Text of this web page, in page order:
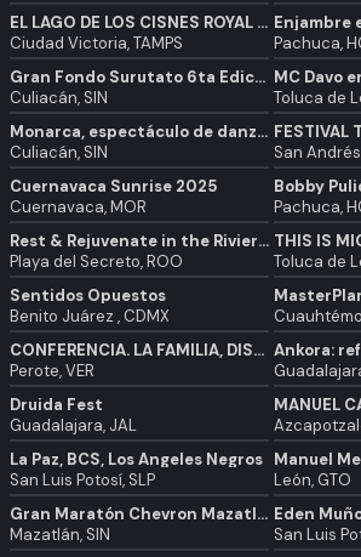
EL LAGO DE LOS CISNES ROYAL UKRAINIAN BALLET CD VICTORIA
Ciudad Victoria, TAMPS
Enjambre
Pachuca,
Gran Fondo Surutato 6ta Edición
Culiacán, SIN
MC Davo
Toluca de
Monarca, espectáculo de danza, música, circo y más
Culiacán, SIN
FESTIVAL
San
Cuernavaca Sunrise 2025
Cuernavaca, MOR
Bobby
Pachuca,
Rest & Rejuvenate in the Riviera Maya
Playa del Secreto, ROO
THIS IS
Toluca de
Sentidos Opuestos
Benito Juárez , CDMX
CONFERENCIA. LA FAMILIA, DISEÑO DIVINO
Perote, VER
Druida Fest
Guadalajara, JAL
La Paz, BCS, Los Ángeles Negros
San Luis Potosí, SLP
Manuel
León, GTO
Gran Maratón Chevron Mazatlán 2025
Mazatlán, SIN
Eden
San Luis